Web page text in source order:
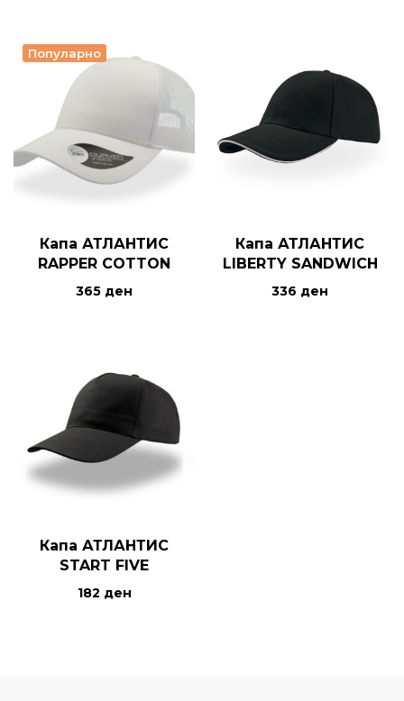
Популарно
Капа АТЛАНТИС
RAPPER COTTON
365 ден
Капа АТЛАНТИС
LIBERTY SANDWICH
336 ден
Капа АТЛАНТИС
START FIVE
182 ден